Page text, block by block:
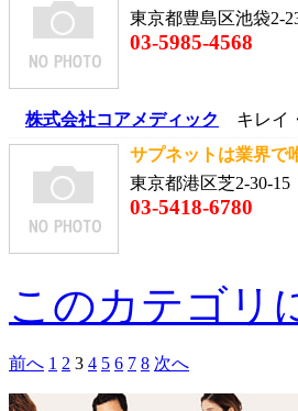
東京都豊島区池袋2-
03-5985-4568
株式会社コアメディック
キレイ
サプネットは業界で
東京都港区芝2-30-
03-5418-6780
このカテゴリ
前へ 1 2 3 4 5 6 7 8 次へ